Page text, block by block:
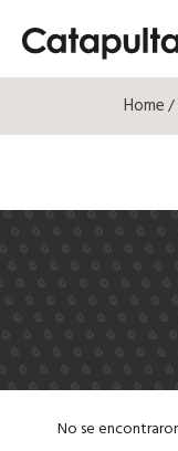
Home/
No se